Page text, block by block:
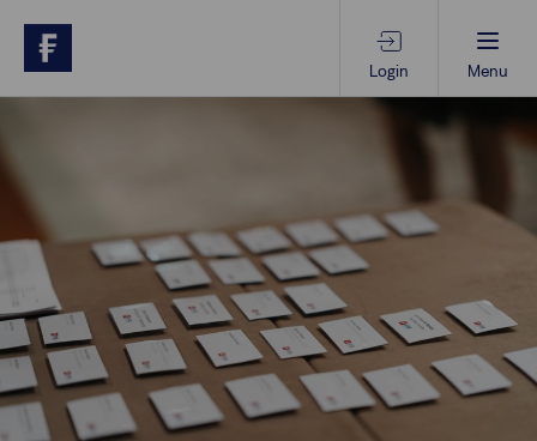
Login Menu
Anlagethemen
Anlagestrategien
Geschäftserfolg